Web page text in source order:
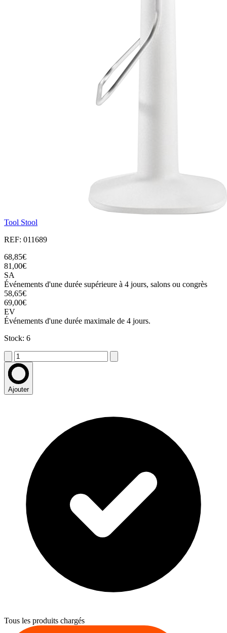
Tool Stool
REF: 011689
68,85€
81,00€
SA
Événements d'une durée supérieure à 4 jours, salons ou congrès
58,65€
69,00€
EV
Événements d'une durée maximale de 4 jours.
Stock: 6
Ajouter
Tous les produits chargés